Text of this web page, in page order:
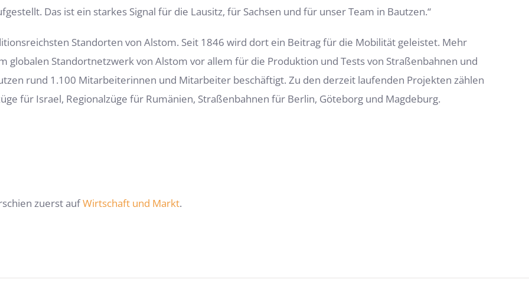
Das ist ein starkes Signal für die Lausitz, für Sachsen und für unser Team in Bautzen.“
Standorten von Alstom. Seit 1846 wird dort ein Beitrag für die Mobilität geleistet. Mehr
globalen Standortnetzwerk von Alstom vor allem für die Produktion und Tests von Straßenbahnen und
rund 1.100 Mitarbeiterinnen und Mitarbeiter beschäftigt. Zu den derzeit laufenden Projekten zählen
für Israel, Regionalzüge für Rumänien, Straßenbahnen für Berlin, Göteborg und Magdeburg.
zuerst aufWirtschaft und Markt.